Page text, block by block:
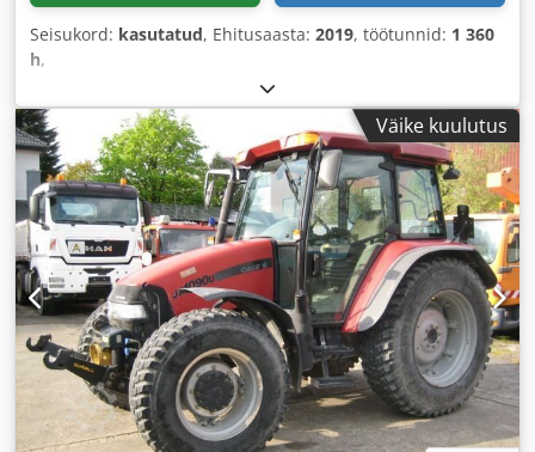
Seisukord: kasutatud, Ehitusaasta: 2019, töötunnid: 1 360
h,
Väike kuulutus